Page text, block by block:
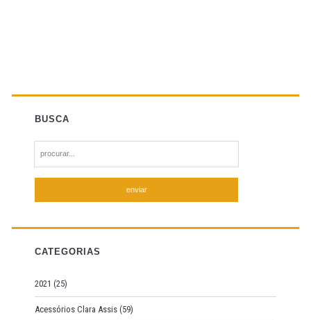
BUSCA
e
f
r
:
CATEGORIAS
2021 (25)
Acessórios Clara Assis (59)